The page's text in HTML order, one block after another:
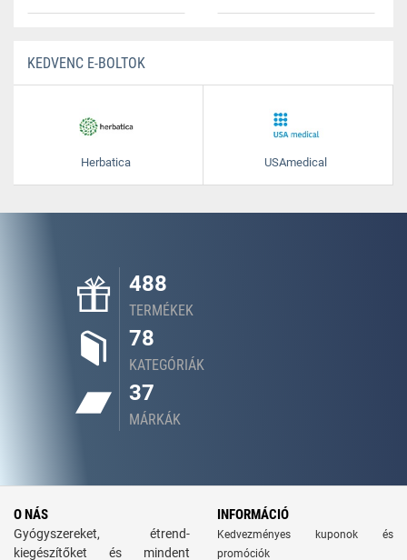
KEDVENC E-BOLTOK
Herbatica USAmedical
488
TERMÉKEK
78
KATEGÓRIÁK
37
MÁRKÁK
O NÁS
Gyógyszereket, étrend-
kiegészítőket és mindent
INFORMÁCIÓ
Kedvezményes kuponok és
promóciók